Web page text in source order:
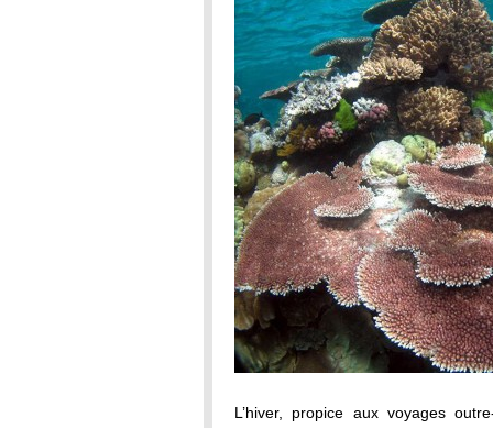
L’hiver, propice aux voyages